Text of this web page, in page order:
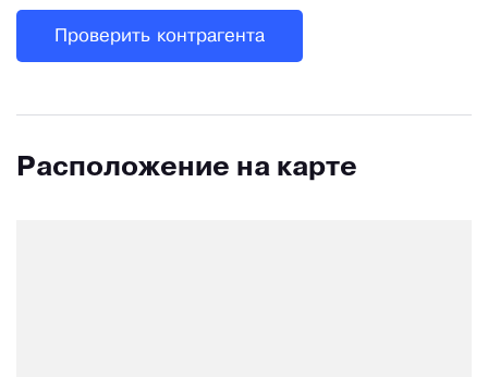
Проверить контрагента
Расположение на карте